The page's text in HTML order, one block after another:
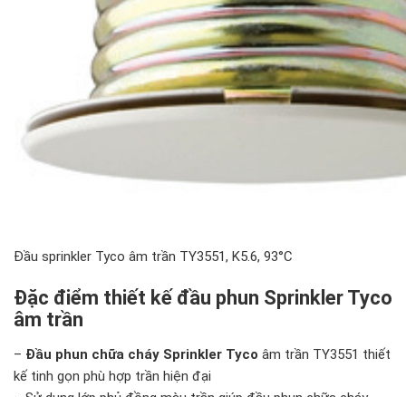
Đầu sprinkler Tyco âm trần TY3551, K5.6, 93°C
Đặc điểm thiết kế đầu phun Sprinkler Tyco
âm trần
– Đầu phun chữa cháy Sprinkler Tyco âm trần TY3551 thiết
kế tinh gọn phù hợp trần hiện đại